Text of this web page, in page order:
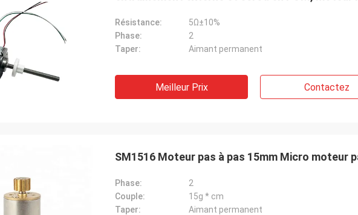
Résistance:
5Ω±10%
Phase:
2
Taper:
Aimant permanent
Meilleur Prix Contactez
SM1516 Moteur pas à pas 15mm Micro moteur
Phase:
2
Couple:
15g * cm
Taper:
Aimant permanent